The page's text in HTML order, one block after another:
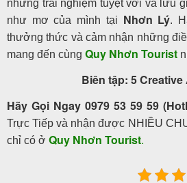
những trải nghiệm tuyệt vời và lưu
như mơ của mình tại Nhơn Lý.
thưởng thức và cảm nhận những
mang đến cùng Quy Nhơn Tourist
Biên tập: 5
Hãy Gọi Ngay 0979 53 59 59
Trực Tiếp và nhận được NHIỀU
chỉ có ở Quy Nhơn Tourist.